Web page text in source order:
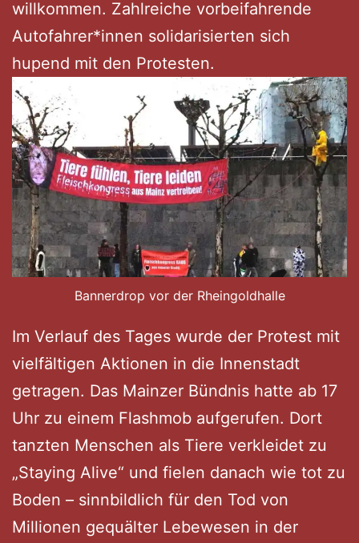
willkommen. Zahlreiche vorbeifahrende
Autofahrer*innen solidarisierten sich
hupend mit den Protesten.
Bannerdrop vor der Rheingoldhalle
Im Verlauf des Tages wurde der Protest mit
vielfältigen Aktionen in die Innenstadt
getragen. Das Mainzer Bündnis hatte ab 17
Uhr zu einem Flashmob aufgerufen. Dort
tanzten Menschen als Tiere verkleidet zu
„Staying Alive“ und fielen danach wie tot zu
Boden – sinnbildlich für den Tod von
Millionen gequälter Lebewesen in der